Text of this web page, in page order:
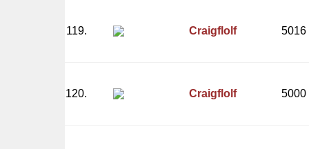
119. Craigflolf 5016
120. Craigflolf 5000